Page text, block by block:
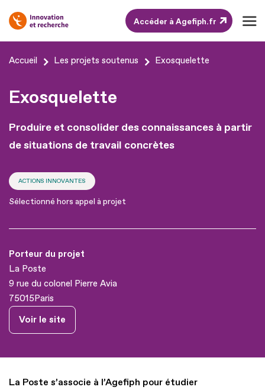
Aller
contenu
au
pied
page
Accéder à Agefiph.fr
Accueil Les projets soutenus Exosquelette
Exosquelette
Produire et consolider des connaissances à partir
de situations de travail concrètes
ACTIONS INNOVANTES
Sélectionné hors appel à projet
Porteur du projet
La Poste
9 rue du colonel Pierre Avia
75015Paris
Voir le site
La Poste s’associe à l’Agefiph pour étudier